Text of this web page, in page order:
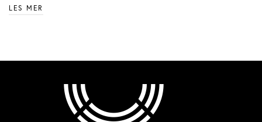
LES MER